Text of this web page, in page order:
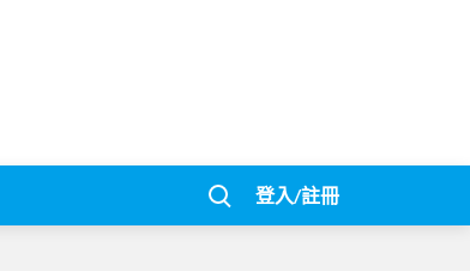
登入/註冊